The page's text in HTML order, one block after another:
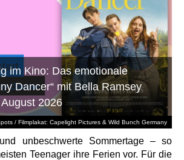
/ Filmplakat: Capelight Pictures & Wild Bunch Germany
im Kino: Das emotionale
Dancer“ mit Bella Ramsey
2026
unbeschwerte Sommertage – so
Teenager ihre Ferien vor. Für die